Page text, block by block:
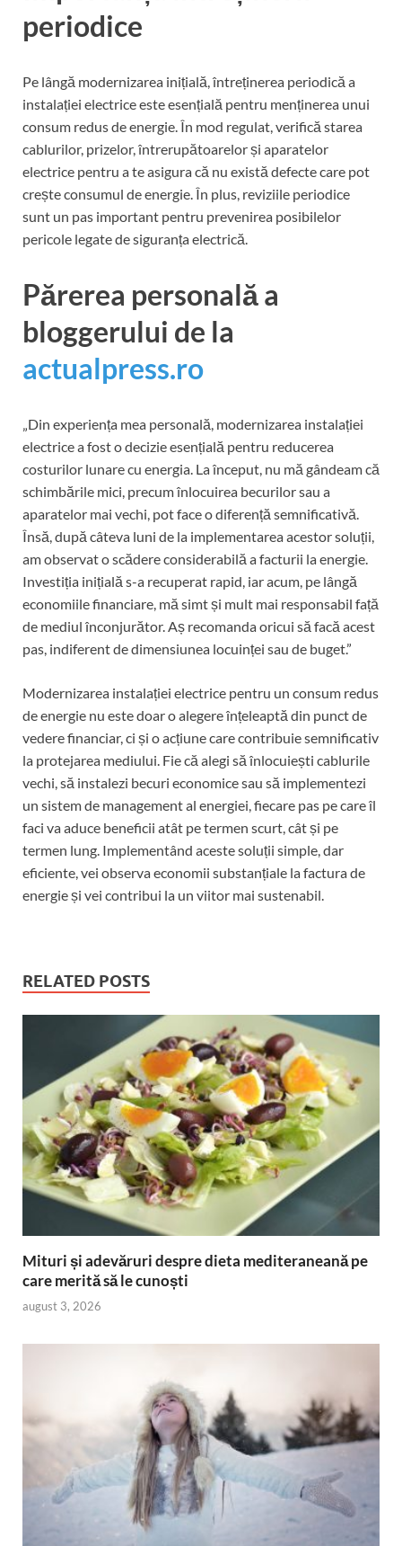
periodice
Pe lângă modernizarea inițială, întreținerea periodică a
instalației electrice este esențială pentru menținerea unui
consum redus de energie. În mod regulat, verifică starea
cablurilor, prizelor, întrerupătoarelor și aparatelor
electrice pentru a te asigura că nu există defecte care pot
crește consumul de energie. În plus, reviziile periodice
sunt un pas important pentru prevenirea posibilelor
pericole legate de siguranța electrică.
Părerea personală a
bloggerului de la
actualpress.ro
„Din experiența mea personală, modernizarea instalației
electrice a fost o decizie esențială pentru reducerea
costurilor lunare cu energia. La început, nu mă gândeam că
schimbările mici, precum înlocuirea becurilor sau a
aparatelor mai vechi, pot face o diferență semnificativă.
Însă, după câteva luni de la implementarea acestor soluții,
am observat o scădere considerabilă a facturii la energie.
Investiția inițială s-a recuperat rapid, iar acum, pe lângă
economiile financiare, mă simt și mult mai responsabil față
de mediul înconjurător. Aș recomanda oricui să facă acest
pas, indiferent de dimensiunea locuinței sau de buget.”
Modernizarea instalației electrice pentru un consum redus
de energie nu este doar o alegere înțeleaptă din punct de
vedere financiar, ci și o acțiune care contribuie semnificativ
la protejarea mediului. Fie că alegi să înlocuiești cablurile
vechi, să instalezi becuri economice sau să implementezi
un sistem de management al energiei, fiecare pas pe care îl
faci va aduce beneficii atât pe termen scurt, cât și pe
termen lung. Implementând aceste soluții simple, dar
eficiente, vei observa economii substanțiale la factura de
energie și vei contribui la un viitor mai sustenabil.
RELATED POSTS
Mituri și adevăruri despre dieta mediteraneană pe
care merită să le cunoști
august 3, 2026